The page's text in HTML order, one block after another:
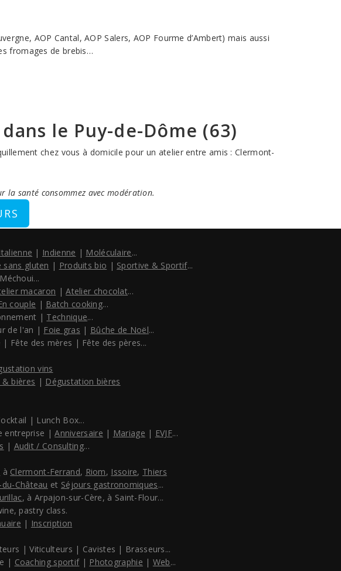
AOP Cantal, AOP Salers, AOP Fourme d’Ambert) mais aussi
fromages de brebis…
le Puy-de-Dôme (63)
chez vous à domicile pour un atelier entre amis : Clermont-
la santé consommez avec modération.
Italienne | Indienne | Moléculaire...
sans gluten | Produits bio | Sportive & Sportif...
macaron |Atelier chocolat...
couple | Batch cooking...
| Technique...
de l'an | Foie gras | Bûche de Noël...
| Fête des mères | Fête des pères...
vins
bières | Dégustation bières
| Lunch Box...
entreprise |Anniversaire | Mariage | EVJF...
| Audit / Consulting...
à Clermont-Ferrand, Riom, Issoire, Thiers
Château et Séjours gastronomiques...
, à Arpajon-sur-Cère, à Saint-Flour...
pastry class.
| Inscription
| Viticulteurs | Cavistes | Brasseurs...
| Coaching sportif| Photographie | Web...